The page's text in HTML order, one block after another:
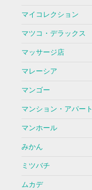
マイコレクション
マツコ・デラックス
マッサージ店
マレーシア
マンゴー
マンション・アパート
マンホール
みかん
ミツバチ
ムカデ